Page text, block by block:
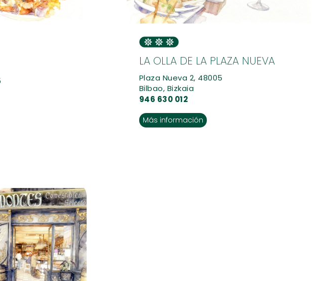
LA OLLA DE LA PLAZA NUEVA
Plaza Nueva 2, 48005
Bilbao, Bizkaia
946 630 012
Más información